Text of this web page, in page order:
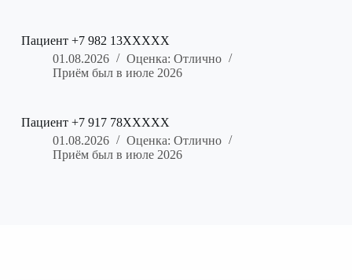
Пациент +7 982 13XXXXX
01.08.2026
Оценка: Отлично
Приём был в июле 2026
Пациент +7 917 78XXXXX
01.08.2026
Оценка: Отлично
Приём был в июле 2026